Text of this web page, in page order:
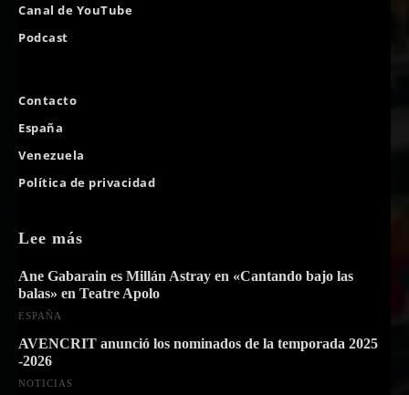
Canal de YouTube
Podcast
Contacto
España
Venezuela
Política de privacidad
Lee más
Ane Gabarain es Millán Astray en «Cantando bajo las
balas» en Teatre Apolo
ESPAÑA
AVENCRIT anunció los nominados de la temporada 2025
-2026
NOTICIAS